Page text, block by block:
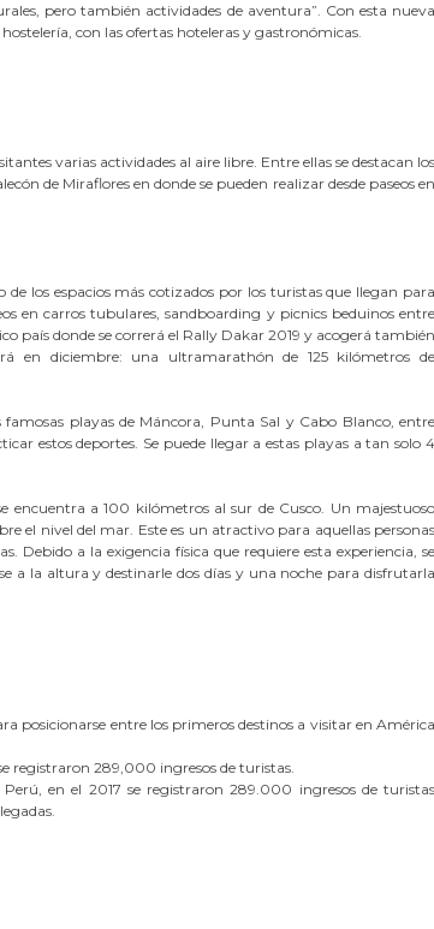
pero también actividades de aventura”. Con esta nueva
con las ofertas hoteleras y gastronómicas.
varias actividades al aire libre. Entre ellas se destacan
de Miraflores en donde se pueden realizar desde paseos en
los espacios más cotizados por los turistas que llegan
en carros tubulares, sandboarding y picnics beduinos entre
país donde se correrá el Rally Dakar 2019 y acogerá también
en diciembre: una ultramarathón de 125 kilómetros de
playas de Máncora, Punta Sal y Cabo Blanco,
estos deportes. Se puede llegar a estas playas a tan solo 4
encuentra a 100 kilómetros al sur de Cusco. Un
el nivel del mar. Este es un atractivo para aquellas personas
a la exigencia física que requiere esta experiencia, se
a la altura y destinarle dos días y una noche para disfrutarla
posicionarse entre los primeros destinos a visitar en América
registraron 289,000 ingresos de turistas.
en el 2017 se registraron 289.000 ingresos de turistas